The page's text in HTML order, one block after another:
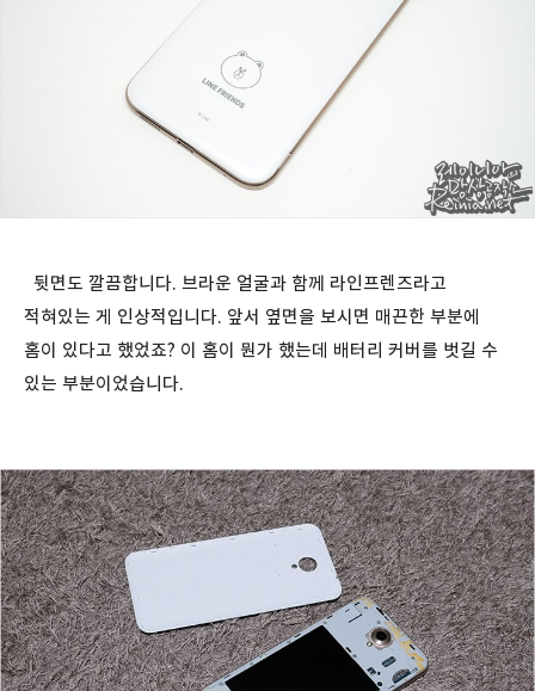
뒷면도 깔끔합니다. 브라운 얼굴과 함께 라인프렌즈라고
적혀있는 게 인상적입니다. 앞서 옆면을 보시면 매끈한 부분에
홈이 있다고 했었죠? 이 홈이 뭔가 했는데 배터리 커버를 벗길 수
있는 부분이었습니다.